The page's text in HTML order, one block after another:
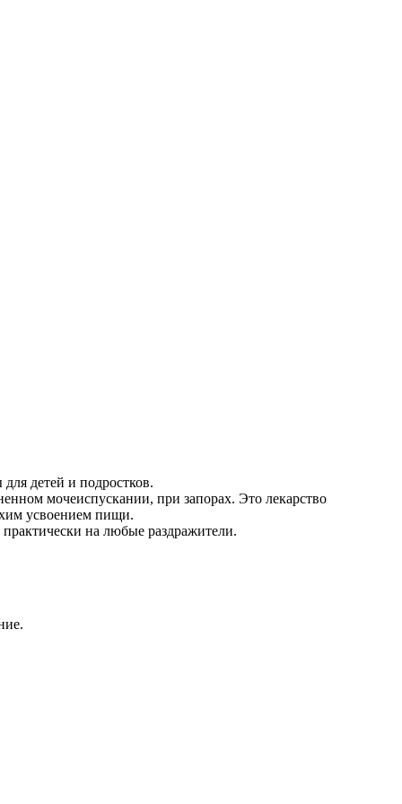
детей и подростков.
мочеиспускании, при запорах. Это лекарство
усвоением пищи.
на любые раздражители.